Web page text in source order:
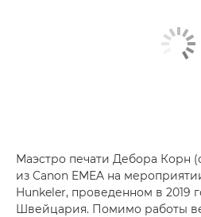
Маэстро печати Дебора Корн
из Canon EMEA на
Hunkeler, проведенном в 2019
Швейцария. Помимо работы